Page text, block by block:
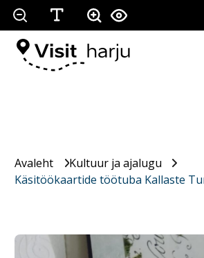
Avaleht
Kultuur ja ajalugu
Käsitöökaartide töötuba Kallaste